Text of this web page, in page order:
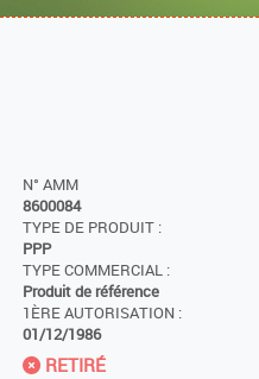
N° AMM
8600084
TYPE DE PRODUIT :
PPP
TYPE COMMERCIAL :
Produit de référence
1ÈRE AUTORISATION :
01/12/1986
RETIRÉ